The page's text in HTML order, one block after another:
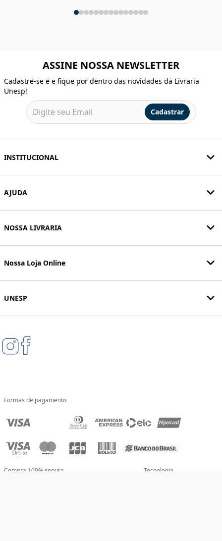
ASSINE NOSSA NEWSLETTER
Cadastre-se e e fique por dentro das novidades da Livraria
Unesp!
Cadastrar
INSTITUCIONAL
AJUDA
NOSSA LIVRARIA
Nossa Loja Online
UNESP
Formas de pagamento
Compra 100% segura Tecnologia